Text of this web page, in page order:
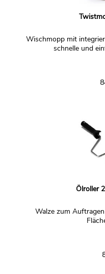
Wischmopp mit
schnelle und
Ölroller
Walze zum